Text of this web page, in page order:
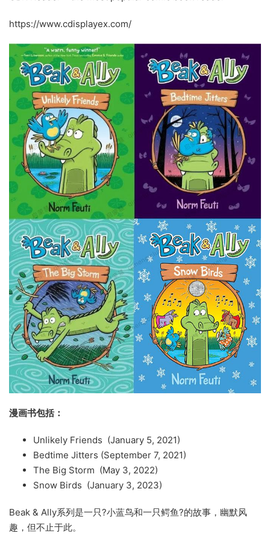
https://www.cdisplayex.com/
漫画书包括：
Unlikely Friends (January 5, 2021)
Bedtime Jitters (September 7, 2021)
The Big Storm (May 3, 2022)
Snow Birds (January 3, 2023)
Beak & Ally系列是一只?小蓝鸟和一只鳄鱼?的故事，幽默风
趣，但不止于此。